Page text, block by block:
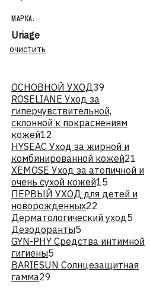
МАРКА:
Uriage
очистить
ОСНОВНОЙ УХОД39
ROSELIANE Уход за
гиперчувствительной,
склонной к покраснениям
кожей12
HYSEAC Уход за жирной и
комбинированной кожей21
XEMOSE Уход за атопичной и
очень сухой кожей15
ПЕРВЫЙ УХОД для детей и
новорожденных22
Дерматологический уход5
Дезодоранты5
GYN-PHY Средства интимной
гигиены5
BARIESUN Солнцезащитная
гамма29